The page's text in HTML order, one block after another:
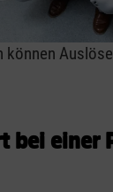
bei einer